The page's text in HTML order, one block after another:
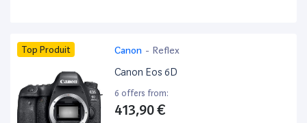
Top Produit Canon - Reflex
Canon Eos 6D
6 offers from:
413,90 €